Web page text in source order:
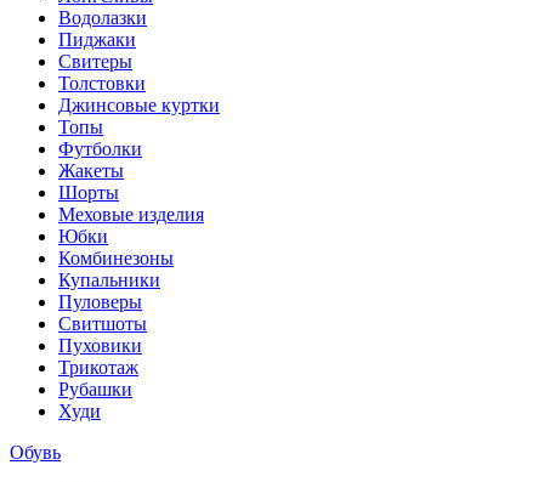
Водолазки
Пиджаки
Свитеры
Толстовки
Джинсовые куртки
Топы
Футболки
Жакеты
Шорты
Меховые изделия
Юбки
Комбинезоны
Купальники
Пуловеры
Свитшоты
Пуховики
Трикотаж
Рубашки
Худи
Обувь